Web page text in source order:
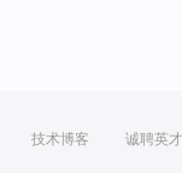
技术博客 诚聘英才